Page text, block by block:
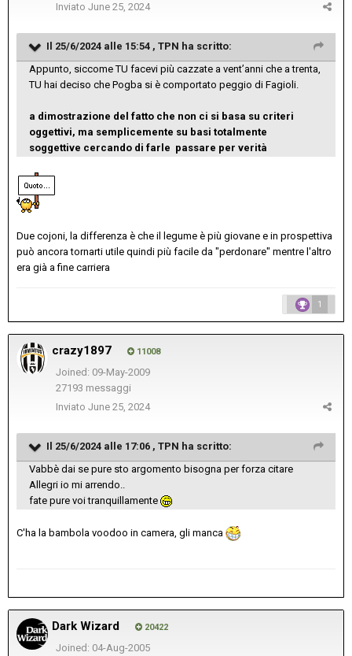
Inviato June 25, 2024
Il 25/6/2024 alle 15:54 , TPN ha scritto:
Appunto, siccome TU facevi più cazzate a vent’anni che a trenta,
TU hai deciso che Pogba si è comportato peggio di Fagioli.
a dimostrazione del fatto che non ci si basa su criteri
oggettivi, ma semplicemente su basi totalmente
soggettive cercando di farle passare per verità
Due cojoni, la differenza è che il legume è più giovane e in prospettiva
può ancora tornarti utile quindi più facile da "perdonare" mentre l'altro
era già a fine carriera
1
crazy1897 11008
Joined: 09-May-2009
27193 messaggi
Inviato June 25, 2024
Il 25/6/2024 alle 17:06 , TPN ha scritto:
Vabbè dai se pure sto argomento bisogna per forza citare
Allegri io mi arrendo..
fate pure voi tranquillamente
C'ha la bambola voodoo in camera, gli manca
Dark Wizard 20422
Joined: 04-Aug-2005